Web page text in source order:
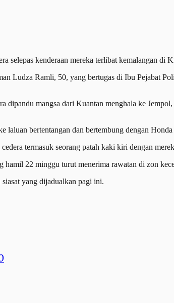
kenderaan mereka terlibat kemalangan di
Ludza Ramli, 50, yang bertugas di Ibu Pejabat
mangsa dari Kuantan menghala ke
bertentangan dan bertembung dengan
termasuk seorang patah kaki kiri dengan
22 minggu turut menerima rawatan di zon
yang dijadualkan pagi ini.